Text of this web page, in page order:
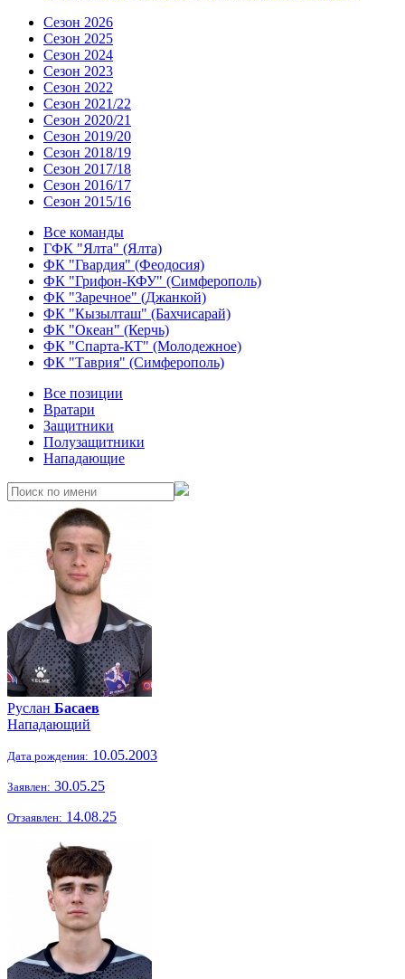
Сезон 2026
Сезон 2025
Сезон 2024
Сезон 2023
Сезон 2022
Сезон 2021/22
Сезон 2020/21
Сезон 2019/20
Сезон 2018/19
Сезон 2017/18
Сезон 2016/17
Сезон 2015/16
Все команды
ГФК "Ялта" (Ялта)
ФК "Гвардия" (Феодосия)
ФК "Грифон-КФУ" (Симферополь)
ФК "Заречное" (Джанкой)
ФК "Кызылташ" (Бахчисарай)
ФК "Океан" (Керчь)
ФК "Спарта-КТ" (Молодежное)
ФК "Таврия" (Симферополь)
Все позиции
Вратари
Защитники
Полузащитники
Нападающие
Руслан Басаев
Нападающий
Дата рождения: 10.05.2003
Заявлен: 30.05.25
Отзаявлен: 14.08.25